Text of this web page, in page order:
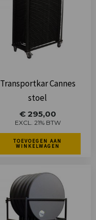
Transportkar Cannes
stoel
€295,00
EXCL. 21% BTW
TOEVOEGEN AAN
WINKELWAGEN